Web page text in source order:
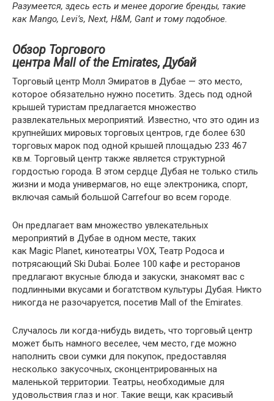
Разумеется, здесь есть и менее дорогие бренды, такие
как Mango, Levi’s, Next, H&M, Gant и тому подобное.
Обзор Торгового
центра Mall of the Emirates, Дубай
Торговый центр Молл Эмиратов в Дубае — это место,
которое обязательно нужно посетить. Здесь под одной
крышей туристам предлагается множество
развлекательных мероприятий. Известно, что это один из
крупнейших мировых торговых центров, где более 630
торговых марок под одной крышей площадью 233 467
кв.м. Торговый центр также является структурной
гордостью города. В этом сердце Дубая не только стиль
жизни и мода универмагов, но еще электроника, спорт,
включая самый большой Carrefour во всем городе.
Он предлагает вам множество увлекательных
мероприятий в Дубае в одном месте, таких
как Magic Planet, кинотеатры VOX, Театр Родоса и
потрясающий Ski Dubai. Более 100 кафе и ресторанов
предлагают вкусные блюда и закуски, знакомят вас с
подлинными вкусами и богатством культуры Дубая. Никто
никогда не разочаруется, посетив Mall of the Emirates.
Случалось ли когда-нибудь видеть, что торговый центр
может быть намного веселее, чем место, где можно
наполнить свои сумки для покупок, предоставляя
несколько закусочных, сконцентрированных на
маленькой территории. Театры, необходимые для
удовольствия глаз и ног. Такие вещи, как красивый